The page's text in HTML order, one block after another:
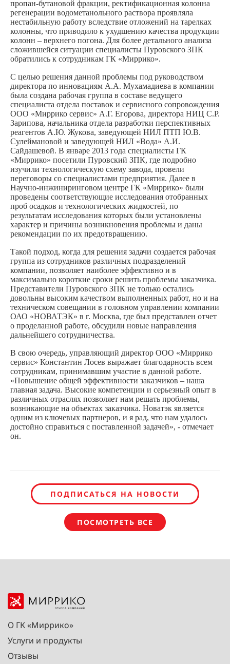
пропан-бутановой фракции, ректификационная колонна
регенерации водометанольного раствора проявляла
нестабильную работу вследствие отложений на тарелках
колонны, что приводило к ухудшению качества продукции
колонн – верхнего погона. Для более детального анализа
сложившейся ситуации специалисты Пуровского ЗПК
обратились к сотрудникам ГК «Миррико».
С целью решения данной проблемы под руководством
директора по инновациям А.А. Мухамадиева в компании
была создана рабочая группа в составе ведущего
специалиста отдела поставок и сервисного сопровождения
ООО «Миррико сервис» А.Г. Егорова, директора НИЦ С.Р.
Зарипова, начальника отдела разработки перспективных
реагентов А.Ю. Жукова, заведующей НИЛ ПТП Ю.В.
Сулеймановой и заведующей НИЛ «Вода» А.И.
Сайдашевой. В январе 2013 года специалисты ГК
«Миррико» посетили Пуровский ЗПК, где подробно
изучили технологическую схему завода, провели
переговоры со специалистами предприятия. Далее в
Научно-инжиниринговом центре ГК «Миррико» были
проведены соответствующие исследования отобранных
проб осадков и технологических жидкостей, по
результатам исследования которых были установлены
характер и причины возникновения проблемы и даны
рекомендации по их предотвращению.
Такой подход, когда для решения задачи создается рабочая
группа из сотрудников различных подразделений
компании, позволяет наиболее эффективно и в
максимально короткие сроки решить проблемы заказчика.
Представители Пуровского ЗПК не только остались
довольны высоким качеством выполненных работ, но и на
техническом совещании в головном управлении компании
ОАО «НОВАТЭК» в г. Москва, где был представлен отчет
о проделанной работе, обсудили новые направления
дальнейшего сотрудничества.
В свою очередь, управляющий директор ООО «Миррико
сервис» Константин Лосев выражает благодарность всем
сотрудникам, принимавшим участие в данной работе.
«Повышение общей эффективности заказчиков – наша
главная задача. Высокие компетенции и серьезный опыт в
различных отраслях позволяет нам решать проблемы,
возникающие на объектах заказчика. Новатэк является
одним из ключевых партнеров, и я рад, что нам удалось
достойно справиться с поставленной задачей», - отмечает
он.
ПОДПИСАТЬСЯ НА НОВОСТИ
ПОСМОТРЕТЬ ВСЕ
О ГК «Миррико»
Услуги и продукты
Отзывы